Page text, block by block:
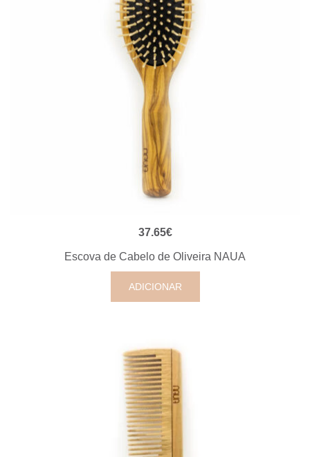
VISUALIZAÇÃO RÁPIDA
37.65€
Escova de Cabelo de Oliveira NAUA
ADICIONAR